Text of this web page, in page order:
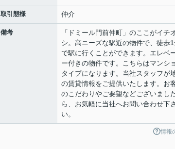
取引態様 仲介
備考
「ドミール門前仲町」のここがイチ
シ。高ニーズな駅近の物件で、徒歩
で駅に行くことができます。エレベ
ー付きの物件です。こちらはマンシ
タイプになります。当社スタッフが
の賃貸情報をご提供いたします。お
のこだわりやご要望などございまし
ら、お気軽に当社へお問い合わせ下さ
い。
情報